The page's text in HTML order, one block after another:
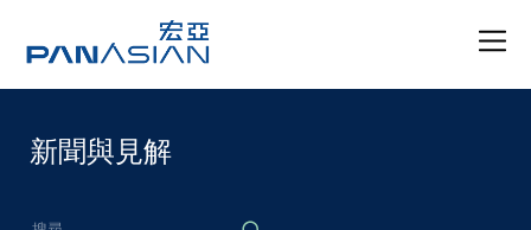
新聞與見解